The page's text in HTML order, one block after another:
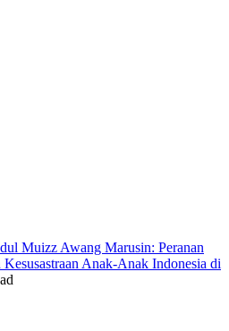
Muizz Awang Marusin: Peranan
Anak-Anak Indonesia di